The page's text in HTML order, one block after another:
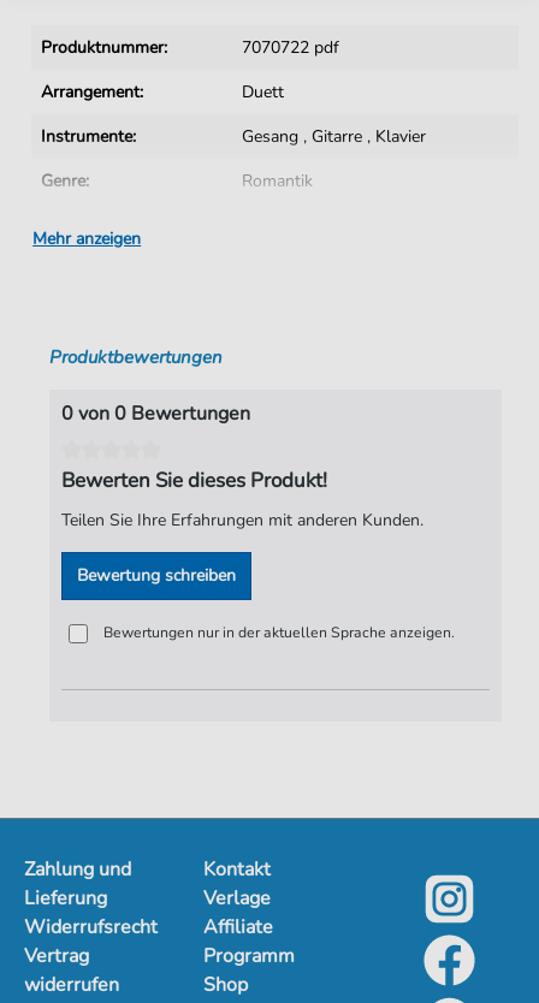
Produktnummer:
7070722 pdf
Arrangement:
Duett
Instrumente:
Gesang ,Gitarre , Klavier
Genre:
Romantik
Duett:
Tonart:
Künstler:
Pavarotti
Seiten:
5
03:04
Verlag:
Mehr anzeigen
Produktbewertungen
0 von 0 Bewertungen
Bewerten Sie dieses Produkt!
Teilen Sie Ihre Erfahrungen mit anderen Kunden.
Bewertung schreiben
Bewertungen nur in der aktuellen Sprache anzeigen.
Zahlung und
Lieferung
Widerrufsrecht
Vertrag
widerrufen
Kontakt
Verlage
Affiliate
Programm
Shop